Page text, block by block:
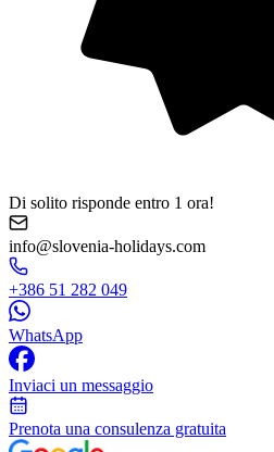
Di solito risponde entro 1 ora!
info@slovenia-holidays.com
+386 51 282 049
WhatsApp
Inviaci un messaggio
Prenota una consulenza gratuita